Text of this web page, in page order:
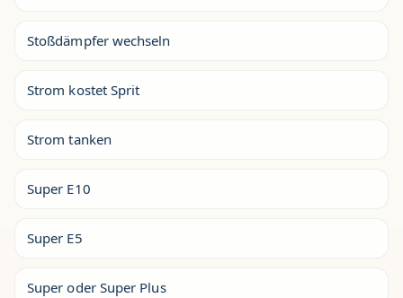
Stoßdämpfer wechseln
Strom kostet Sprit
Strom tanken
Super E10
Super E5
Super oder Super Plus